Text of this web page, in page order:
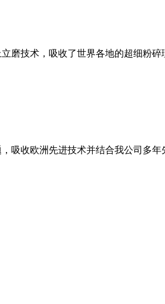
磨技术，吸收了世界各地的超细粉
吸收欧洲先进技术并结合我公司多